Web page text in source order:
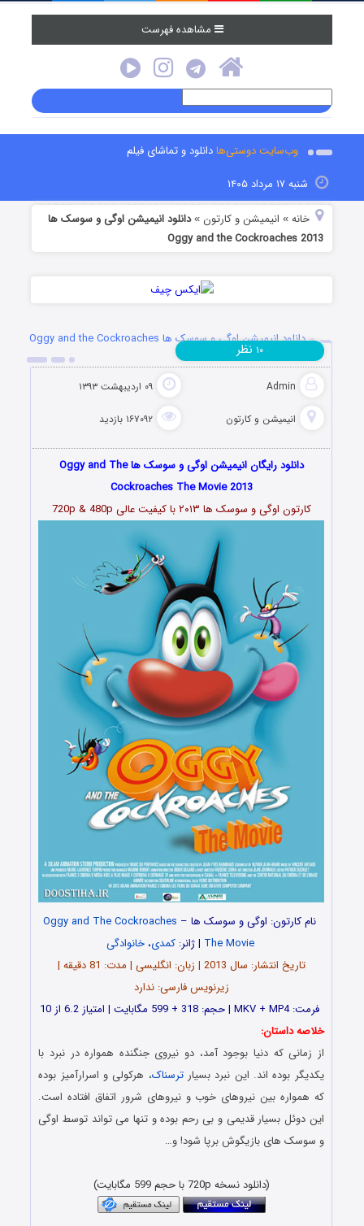
مشاهده فهرست
وب‌سایت دوستی‌هادانلود و تماشای فیلم
شنبه ۱۷ مرداد ۱۴۰۵
خانه » انیمیشن و کارتون »دانلود انیمیشن اوگی و سوسک ها
Oggy and the Cockroaches 2013
دانلود انیمیشن اوگی و سوسک ها Oggy and the Cockroaches
2013
Admin ۰۹ اردیبهشت ۱۳۹۳
انیمیشن و کارتون ۱۶۷۰۹۲ بازدید
۱۰ نظر
دانلود رایگان انیمیشن اوگی و سوسک ها Oggy and The
Cockroaches The Movie 2013
کارتون اوگی و سوسک ها ۲۰۱۳ با کیفیت عالی 720p & 480p
نام کارتون: اوگی و سوسک ها – Oggy and The Cockroaches
The Moviei | ژانر:کمدی،خانوادگی
تاریخ انتشار: سال 2013 | زبان: انگلیسی | مدت: 81 دقیقه |
زیرنویس فارسی: ندارد
فرمت: MKV + MP4 | حجم: 318 + 599 مگابایت | امتیاز 6.2 از 10
خلاصه داستان:
از زمانی که دنیا بوجود آمد، دو نیروی جنگنده همواره در نبرد با
یکدیگر بوده اند. این نبرد بسیارترسناک، هرکولی و اسرارآمیز بوده
که همواره بین نیروهای خوب و نیروهای شرور اتفاق افتاده است.
این دوئل بسیار قدیمی و بی رحم بوده و تنها می تواند توسط اوگی
و سوسک های بازیگوش برپا شود! و…
(دانلود نسخه 720p با حجم 599 مگابایت)